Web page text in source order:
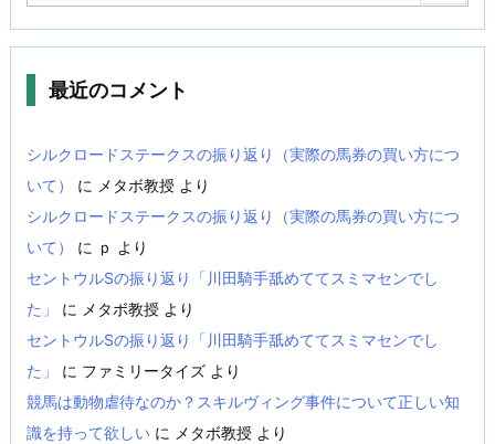
最近のコメント
シルクロードステークスの振り返り（実際の馬券の買い方につ
いて）
に メタボ教授 より
シルクロードステークスの振り返り（実際の馬券の買い方につ
いて）
に ｐ より
セントウルSの振り返り「川田騎手舐めててスミマセンでし
た」
に メタボ教授 より
セントウルSの振り返り「川田騎手舐めててスミマセンでし
た」
に ファミリータイズ より
競馬は動物虐待なのか？スキルヴィング事件について正しい知
識を持って欲しい に メタボ教授 より